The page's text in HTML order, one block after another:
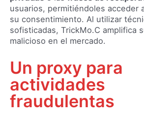
usuarios, permitiéndoles acceder
su consentimiento. Al utilizar
sofisticadas, TrickMo.C amplifica
malicioso en el mercado.
Un proxy para
actividades
fraudulentas